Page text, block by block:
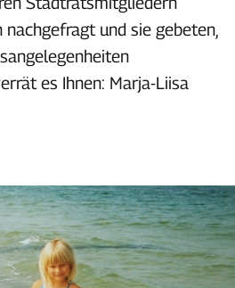
und sie gebeten,
es Ihnen: Marja-Liisa